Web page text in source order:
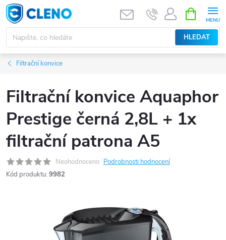
Přejít
na
obsah
HLEDAT
NÁKUPNÍ
KOŠÍK
Filtrační konvice
Filtrační konvice Aquaphor
Prestige černá 2,8L + 1x
filtrační patrona A5
Neohodnoceno Podrobnosti hodnocení
Kód produktu: 9982